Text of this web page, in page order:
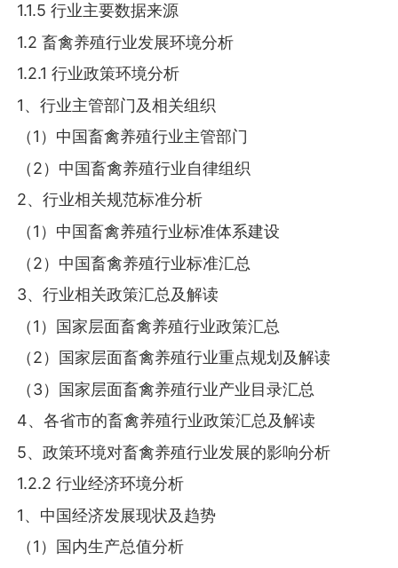
1.1.5 行业主要数据来源
1.2 畜禽养殖行业发展环境分析
1.2.1 行业政策环境分析
1、行业主管部门及相关组织
（1）中国畜禽养殖行业主管部门
（2）中国畜禽养殖行业自律组织
2、行业相关规范标准分析
（1）中国畜禽养殖行业标准体系建设
（2）中国畜禽养殖行业标准汇总
3、行业相关政策汇总及解读
（1）国家层面畜禽养殖行业政策汇总
（2）国家层面畜禽养殖行业重点规划及解读
（3）国家层面畜禽养殖行业产业目录汇总
4、各省市的畜禽养殖行业政策汇总及解读
5、政策环境对畜禽养殖行业发展的影响分析
1.2.2 行业经济环境分析
1、中国经济发展现状及趋势
（1）国内生产总值分析